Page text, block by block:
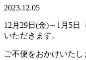
2023.12.05
12月29日(金)～1月5日
いただきます。
ご不便をおかけいたし